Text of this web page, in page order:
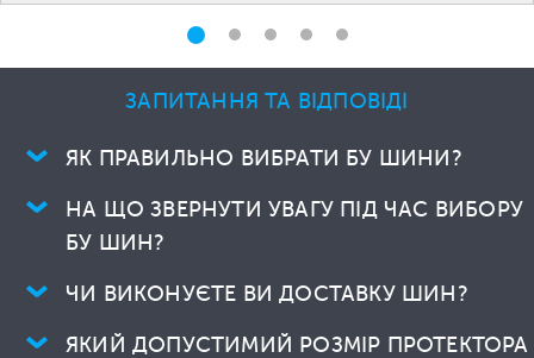
ЗАПИТАННЯ ТА ВІДПОВІДІ
ЯК ПРАВИЛЬНО ВИБРАТИ БУ ШИНИ?
НА ЩО ЗВЕРНУТИ УВАГУ ПІД ЧАС ВИБОРУ
БУ ШИН?
ЧИ ВИКОНУЄТЕ ВИ ДОСТАВКУ ШИН?
ЯКИЙ ДОПУСТИМИЙ РОЗМІР ПРОТЕКТОРА